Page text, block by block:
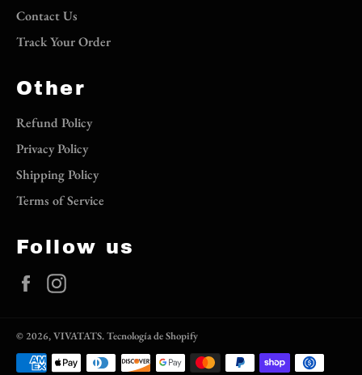
Contact Us
Track Your Order
Other
Refund Policy
Privacy Policy
Shipping Policy
Terms of Service
Follow us
Facebook
© 2026,VIVATATS.Tecnología de Shopify
Métodos
de